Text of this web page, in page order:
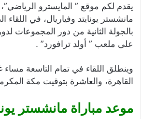
يقدم لكم موقع ” المايسترو
مانشستر يونايتد وفياريال، في اللقاء
بالجولة الثانية من دور المجموعات
على ملعب ” أولد ترافورد” .
وينطلق اللقاء في تمام التاسعة مساء
القاهرة، والعاشرة بتوقيت مكة
موعد مباراة مانشستر